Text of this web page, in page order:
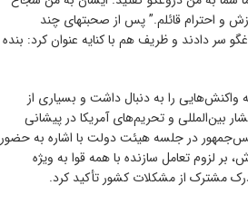
و احترام قائلم.” پس از صحبتهای چند
سر دادند و ظریف هم با کنایه عنوان کرد: بنده
واکنش‌هایی را به دنبال داشت و بسیاری از
بین‌المللی و تحریم‌های آمریکا در پیشانی
در جلسه هیئت دولت با اشاره به حضور
لزوم تعامل سازنده با همه قوا به ویژه
مشترک از مشکلات کشور تأکید کرد.